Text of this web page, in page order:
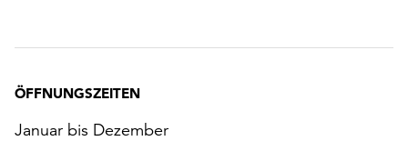
ÖFFNUNGSZEITEN
Januar bis Dezember